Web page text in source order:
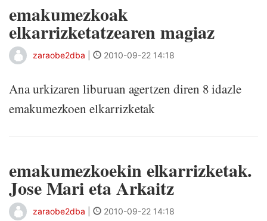
emakumezkoak
elkarrizketatzearen magiaz
zaraobe2dba 2010-09-22 14:18
Ana urkizaren liburuan agertzen diren 8 idazle
emakumezkoen elkarrizketak
emakumezkoekin elkarrizketak.
Jose Mari eta Arkaitz
zaraobe2dba 2010-09-22 14:18